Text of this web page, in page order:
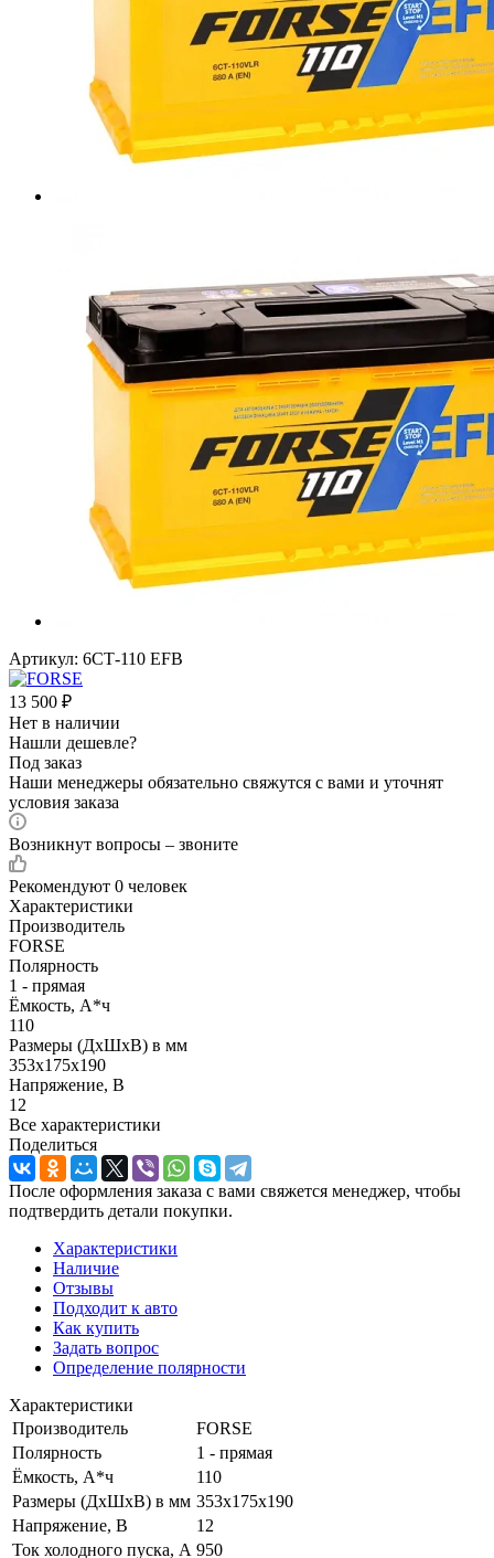
Артикул: 6СТ-110 EFB
13 500 ₽
Нет в наличии
Нашли дешевле?
Под заказ
Наши менеджеры обязательно свяжутся с вами и уточнят
условия заказа
Возникнут вопросы – звоните
Рекомендуют 0 человек
Характеристики
Производитель
FORSE
Полярность
1 - прямая
Ёмкость, А*ч
110
Размеры (ДхШхВ) в мм
353х175х190
Напряжение, В
12
Все характеристики
Поделиться
После оформления заказа с вами свяжется менеджер, чтобы
подтвердить детали покупки.
Характеристики
Наличие
Отзывы
Подходит к авто
Как купить
Задать вопрос
Определение полярности
Характеристики
Производитель
FORSE
Полярность
1 - прямая
Ёмкость, А*ч
110
Размеры (ДхШхВ) в мм 353х175х190
Напряжение, В
12
Ток холодного пуска, А 950